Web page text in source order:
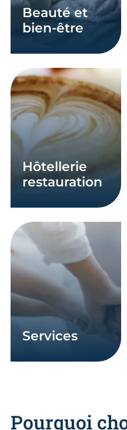
beauté et
bien-être
hôtellerie
restauration
En savoir plus
services
En savoir plus
Pourquoi